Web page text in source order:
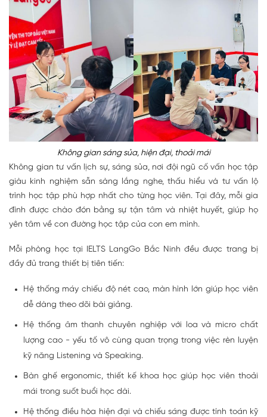
Không gian sáng sủa, hiện đại, thoải mái
Không gian tư vấn lịch sự, sáng sủa, nơi đội ngũ cố vấn học tập
giàu kinh nghiệm sẵn sàng lắng nghe, thấu hiểu và tư vấn lộ
trình học tập phù hợp nhất cho từng học viên. Tại đây, mỗi gia
đình được chào đón bằng sự tận tâm và nhiệt huyết, giúp họ
yên tâm về con đường học tập của con em mình.
Mỗi phòng học tại IELTS LangGo Bắc Ninh đều được trang bị
đầy đủ trang thiết bị tiên tiến:
Hệ thống máy chiếu độ nét cao, màn hình lớn giúp học viên
dễ dàng theo dõi bài giảng.
Hệ thống âm thanh chuyên nghiệp với loa và micro chất
lượng cao - yếu tố vô cùng quan trọng trong việc rèn luyện
kỹ năng Listening và Speaking.
Bàn ghế ergonomic, thiết kế khoa học giúp học viên thoải
mái trong suốt buổi học dài.
Hệ thống điều hòa hiện đại và chiếu sáng được tính toán kỹ